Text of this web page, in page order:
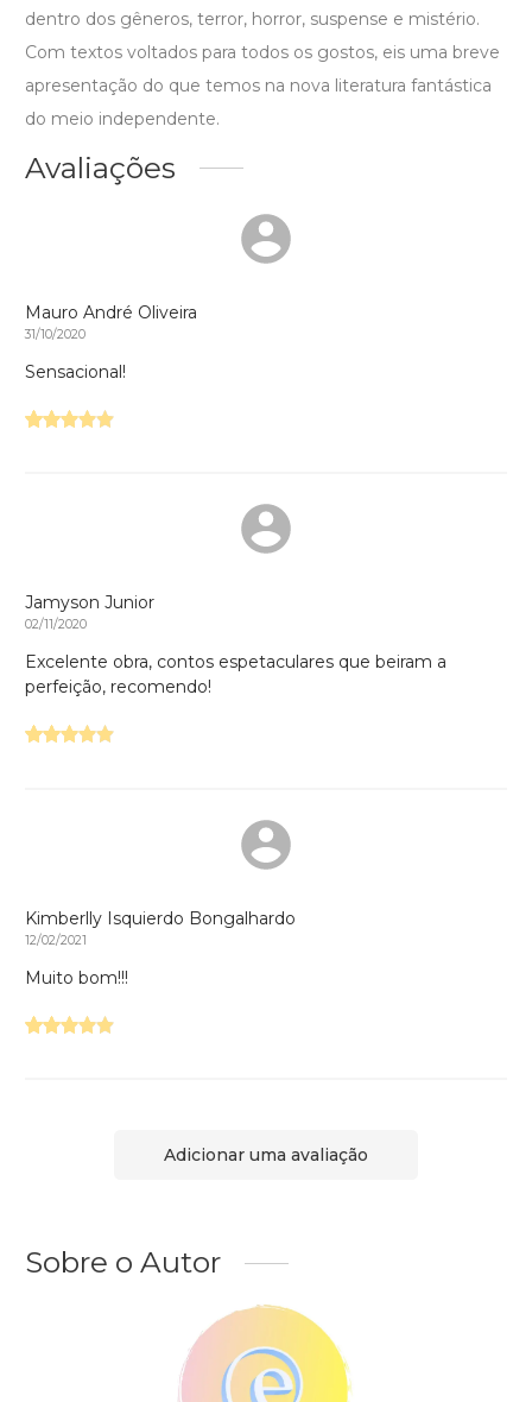
dentro dos gêneros, terror, horror, suspense e mistério.
Com textos voltados para todos os gostos, eis uma breve
apresentação do que temos na nova literatura fantástica
do meio independente.
Avaliações
Mauro André Oliveira
31/10/2020
Sensacional!
Jamyson Junior
02/11/2020
Excelente obra, contos espetaculares que beiram a
perfeição, recomendo!
Kimberlly Isquierdo Bongalhardo
12/02/2021
Muito bom!!!
Adicionar uma avaliação
Sobre o Autor